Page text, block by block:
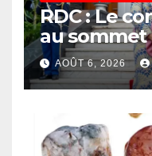
RDC : Le
au sommet
AOÛT 6, 2026